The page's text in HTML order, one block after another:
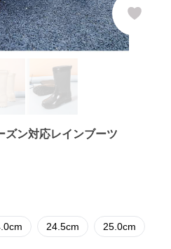
ズン対応レインブーツ
24.5cm 25.0cm